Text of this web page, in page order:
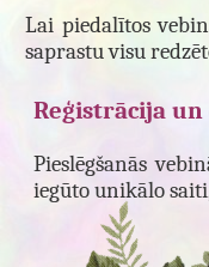
Lai piedalītos
saprastu visu
Reģistrācija
Pieslēgšanās
iegūto unikālo